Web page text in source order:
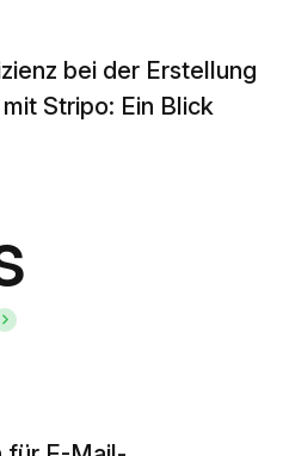
bei der Erstellung
Stripo: Ein Blick